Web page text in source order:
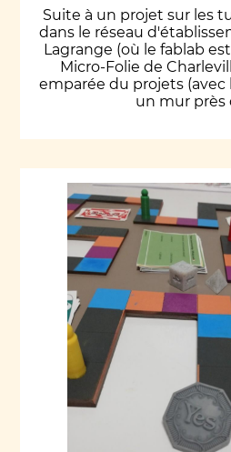
Suite à un projet sur les
dans le réseau
Lagrange (où le fablab
Micro-Folie de
emparée du projets (avec
un mur près